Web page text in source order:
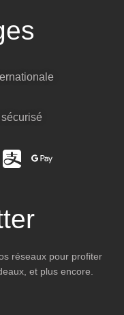
réseaux pour profiter
et plus encore.